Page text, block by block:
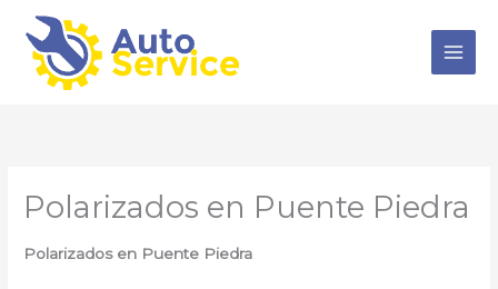
contenido
Polarizados en Puente Piedra
Polarizados en Puente Piedra